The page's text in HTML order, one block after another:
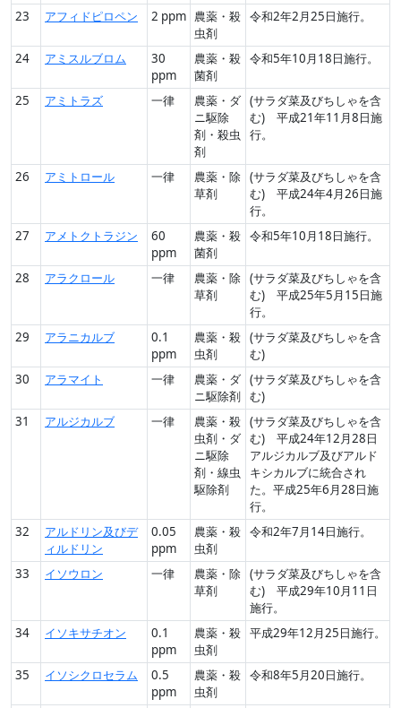
23 アフィドピロペン 2 ppm 農薬・殺
虫剤
令和2年2月25日施行。
24 アミスルブロム
30
ppm
農薬・殺
菌剤
令和5年10月18日施行。
25 アミトラズ 一律
農薬・ダ
ニ駆除
剤・殺虫
剤
(サラダ菜及びちしゃを含
む) 平成21年11月8日施
行。
26 アミトロール 一律
農薬・除
草剤
(サラダ菜及びちしゃを含
む) 平成24年4月26日施
行。
27
アメトクトラジン
60
ppm
農薬・殺
菌剤
令和5年10月18日施行。
28 アラクロール 一律
農薬・除
草剤
(サラダ菜及びちしゃを含
む) 平成25年5月15日施
行。
29
アラニカルブ
0.1
ppm
農薬・殺
虫剤
(サラダ菜及びちしゃを含
む)
30
アラマイト 一律
農薬・ダ
ニ駆除剤
(サラダ菜及びちしゃを含
む)
31
アルジカルブ 一律
農薬・殺
虫剤・ダ
ニ駆除
剤・線虫
駆除剤
(サラダ菜及びちしゃを含
む) 平成24年12月28日
アルジカルブ及びアルド
キシカルブに統合され
た。平成25年6月28日施
行。
32
アルドリン及びデ
ィルドリン
0.05
ppm
農薬・殺
虫剤
令和2年7月14日施行。
33 イソウロン 一律
農薬・除
草剤
(サラダ菜及びちしゃを含
む) 平成29年10月11日
施行。
34
イソキサチオン
0.1
ppm
農薬・殺
虫剤
平成29年12月25日施行。
35 イソシクロセラム
0.5
ppm
農薬・殺
虫剤
令和8年5月20日施行。